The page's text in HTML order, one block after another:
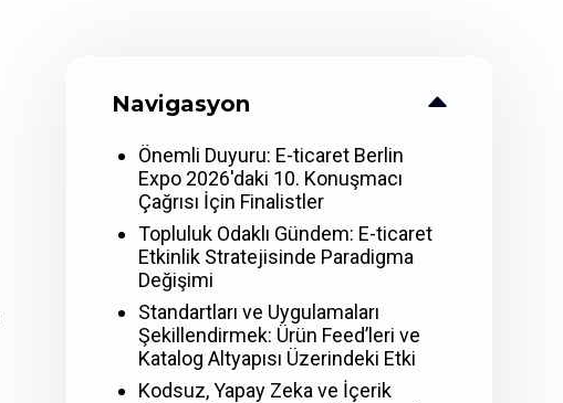
Navigasyon
Önemli Duyuru: E-ticaret Berlin
Expo 2026'daki 10. Konuşmacı
Çağrısı İçin Finalistler
Topluluk Odaklı Gündem: E-ticaret
Etkinlik Stratejisinde Paradigma
Değişimi
Standartları ve Uygulamaları
Şekillendirmek: Ürün Feed’leri ve
Katalog Altyapısı Üzerindeki Etki
Kodsuz, Yapay Zeka ve İçerik